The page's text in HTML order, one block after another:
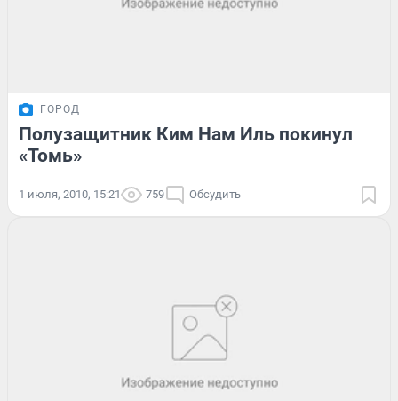
ГОРОД
Полузащитник Ким Нам Иль покинул
«Томь»
1 июля, 2010, 15:21 759 Обсудить